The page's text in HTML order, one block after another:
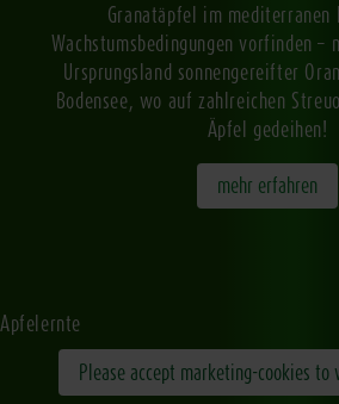
Granatäpfel im mediterranen
Wachstumsbedingungen vorfinden –
Ursprungsland sonnengereifter
Bodensee, wo auf zahlreichen
Äpfel gedeihen!
mehr erfahren
Apfelernte
Please accept marketing-cookies